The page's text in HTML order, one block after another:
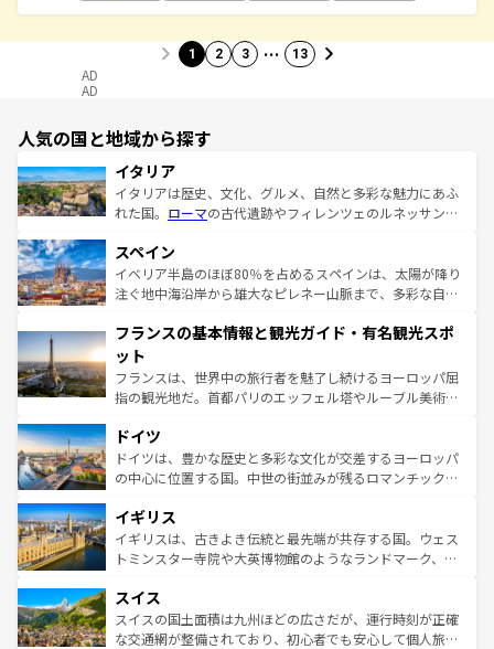
1 2 3 … 13
AD
AD
人気の国と地域から探す
イタリア
イタリアは歴史、文化、グルメ、自然と多彩な魅力にあふ
れた国。 ローマの古代遺跡やフィレンツェのルネッサンス
ろん、トスカーナの美しい田園風景やアマルフィ海岸の絶
景など、自然景観も見逃せない。観光の合間には、本場の
ピザやパスタなど、絶品のイタリア料理を堪能することも
ませてくれるイタリアで、忘れられない旅をしてみよう！
なお、新着のイタリア情報は
しい。
スペイン
イベリア半島のほぼ80％を占めるスペインは、太陽が降り
注ぐ地中海沿岸から雄大なピレネー山脈まで、多彩な自然
文化が根付くこの国では、情熱的なフラメンコ、熱気あふ
れる闘牛、そして美味しいタパスが生活の一部となってい
る。首都マドリードの洗練された雰囲気や、バルセロナの
アートに溢れた街角から、地方では古代ローマ遺跡や中世
せる。地方によって風土や気候が異なるスペインはその個
性で訪れる人を魅了する。 なお、新着のスペイン情報は コ
ンテンツ一覧を参照してほしい。
フランスの基本情報と観光ガイド・有名観光スポ
ット
フランスは、世界中の旅行者を魅了し続けるヨーロッパ屈
指の観光地だ。首都パリのエッフェル塔やルーブル美術館
で、幅広い魅力が詰まっている。華麗な宮殿、歴史的な大
聖堂、美しいビーチ、そして豊かな自然が、訪れる者を心
から魅了する。また、フランスは美食の国としても知ら
いる。シャンパンの発祥地であるランス、プロヴァンスの
香り高いラベンダー畑など、多彩な楽しみ方が可能だ。さ
らに、パリ以外の地域にも魅力が溢れており、どの街角に
れる地方に足を運ぶとそれぞれで全く異なる文化を体験で
きるだろう。 なお、新着のフランス情報はコンテンツ一覧
を参照してほしい。
ドイツ
ドイツは、豊かな歴史と多彩な文化が交差するヨーロッパ
の中心に位置する国。中世の街並みが残るロマンチック街
顔を持つこの国は、どこを歩いても飽きることがない。ベ
ルリンの文化的活気、バイエルン州のアルプスの絶景、そ
してライン川沿いのワイン畑といった風景は必見。ビール
は、お酒好きな人にはぜひ体験してほしい。 なお、新着の
ドイツ情報はコンテンツ一覧を参照してほしい。
イギリス
イギリスは、古きよき伝統と最先端が共存する国。ウェス
トミンスター寺院や大英博物館のようなランドマーク、歴
リアごとに異なる魅力がある。また、優雅なアフタヌーン
ティー、ビール好きにはたまらない英国パブ、サッカー観
戦など、本場だからこそできる体験も豊富。イギリスを旅
スイス
スイスの国土面積は九州ほどの広さだが、運行時刻が正確
な交通網が整備されており、初心者でも安心して個人旅行